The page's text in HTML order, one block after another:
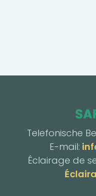
Telefonische
E-mail:
Éclairage de